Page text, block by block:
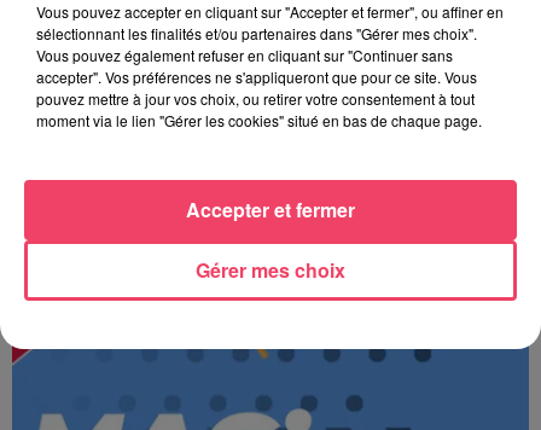
JOURNAL ANJOU MIDI 06/08/26
Vous pouvez accepter en cliquant sur "Accepter et fermer", ou affiner en
sélectionnant les finalités et/ou partenaires dans "Gérer mes choix".
Vous pouvez également refuser en cliquant sur "Continuer sans
accepter". Vos préférences ne s'appliqueront que pour ce site. Vous
pouvez mettre à jour vos choix, ou retirer votre consentement à tout
moment via le lien "Gérer les cookies" situé en bas de chaque page.
Gérer mes choix
Accepter et fermer